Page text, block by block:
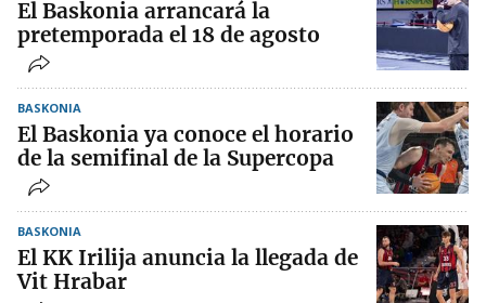
El Baskonia arrancará la
pretemporada el 18 de agosto
BASKONIA
El Baskonia ya conoce el horario
de la semifinal de la Supercopa
BASKONIA
El KK Irilija anuncia la llegada de
Vit Hrabar